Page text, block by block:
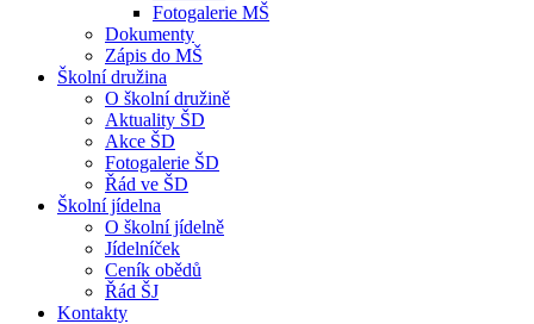
Fotogalerie MŠ
Dokumenty
Zápis do MŠ
Školní družina
O školní družině
Aktuality ŠD
Akce ŠD
Fotogalerie ŠD
Řád ve ŠD
Školní jídelna
O školní jídelně
Jídelníček
Ceník obědů
Řád ŠJ
Kontakty